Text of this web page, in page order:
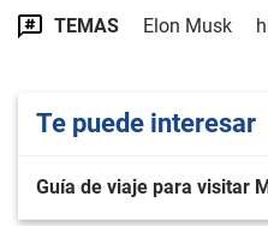
TEMAS Elon Musk
Te puede interesar
Guía de viaje para visitar